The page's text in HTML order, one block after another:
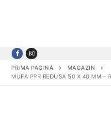
PRIMA PAGINĂ
MAGAZIN
MUFA PPR REDUSA 50 X 40 MM –